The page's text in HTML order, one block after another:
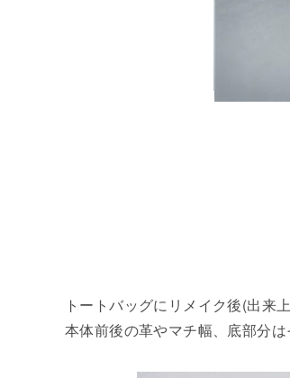
トートバッグにリメイク後(出来
本体前後の革やマチ幅、底部分は